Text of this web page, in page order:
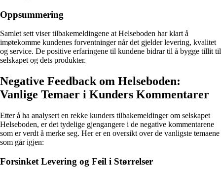
Oppsummering
Samlet sett viser tilbakemeldingene at Helseboden har klart å
imøtekomme kundenes forventninger når det gjelder levering, kvalitet
og service. De positive erfaringene til kundene bidrar til å bygge tillit til
selskapet og dets produkter.
Negative Feedback om Helseboden:
Vanlige Temaer i Kunders Kommentarer
Etter å ha analysert en rekke kunders tilbakemeldinger om selskapet
Helseboden, er det tydelige gjengangere i de negative kommentarene
som er verdt å merke seg. Her er en oversikt over de vanligste temaene
som går igjen:
Forsinket Levering og Feil i Størrelser